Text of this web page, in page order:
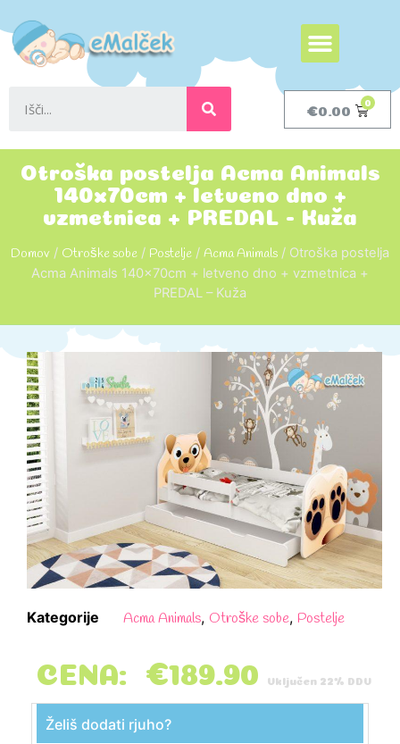
€0.00
Otroška postelja Acma Animals
140x70cm + letveno dno +
vzmetnica + PREDAL - Kuža
Domov / Otroške sobe / Postelje / Acma Animals / Otroška postelja
Acma Animals 140x70cm + letveno dno + vzmetnica +
PREDAL – Kuža
Kategorije Acma Animals, Otroške sobe, Postelje
CENA: €189.90
Vključen 22% DDV
Želiš dodati rjuho?